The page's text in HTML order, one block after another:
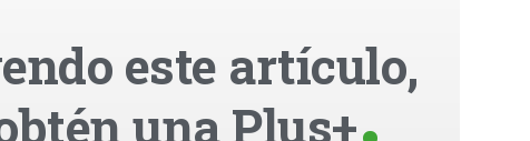
este artículo,
una Plus+